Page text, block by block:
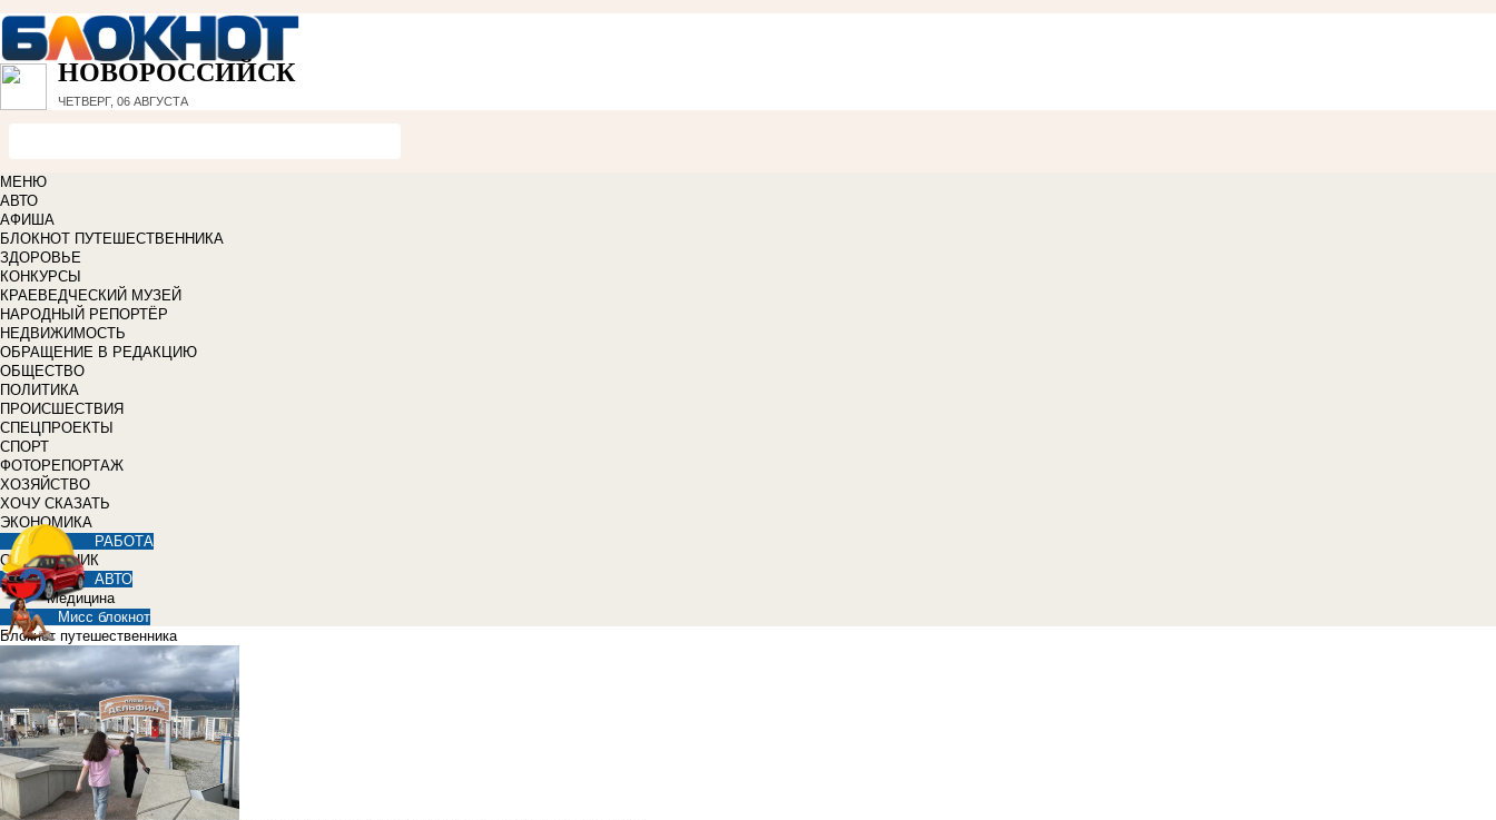
НОВОРОССИЙСК
ЧЕТВЕРГ, 06 АВГУСТА
МЕНЮ
АВТО
АФИША
БЛОКНОТ ПУТЕШЕСТВЕННИКА
ЗДОРОВЬЕ
КОНКУРСЫ
КРАЕВЕДЧЕСКИЙ МУЗЕЙ
НАРОДНЫЙ РЕПОРТЁР
НЕДВИЖИМОСТЬ
ОБРАЩЕНИЕ В РЕДАКЦИЮ
ОБЩЕСТВО
ПОЛИТИКА
ПРОИСШЕСТВИЯ
СПЕЦПРОЕКТЫ
СПОРТ
ФОТОРЕПОРТАЖ
ХОЗЯЙСТВО
ХОЧУ СКАЗАТЬ
ЭКОНОМИКА
РАБОТА
СПРАВОЧНИК
АВТО
Медицина
Мисс блокнот
Блокнот путешественника